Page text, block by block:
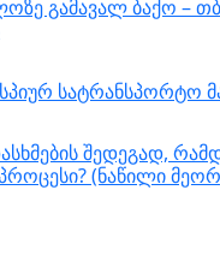
გამავალ ბაქო –
სატრანსპორტო
შედეგად,
(ნაწილი